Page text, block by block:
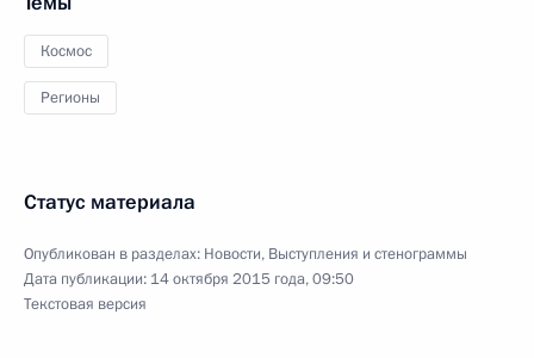
Космос
Регионы
Статус материала
Опубликован в разделах: Новости, Выступления и стенограммы
Дата публикации: 14 октября 2015 года, 09:50
Текстовая версия